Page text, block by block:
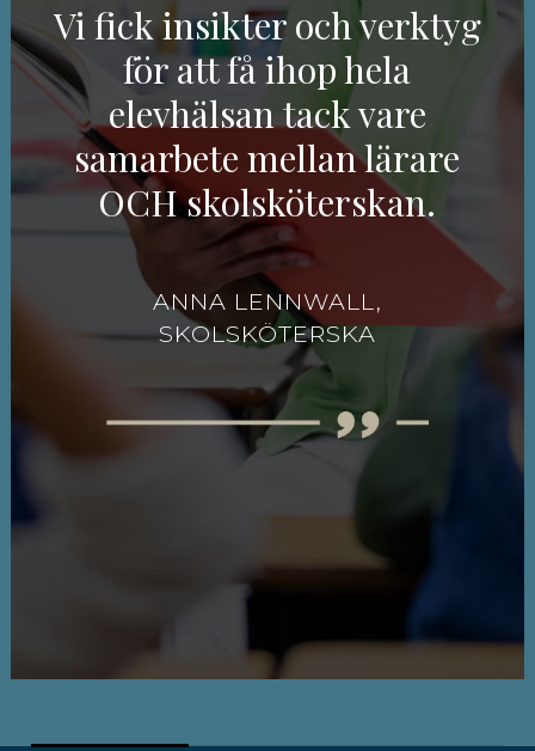
Vi fick insikter och verktyg
för att få ihop hela
elevhälsan tack vare
samarbete mellan lärare
OCH skolsköterskan.
ANNA LENNWALL,
SKOLSKÖTERSKA